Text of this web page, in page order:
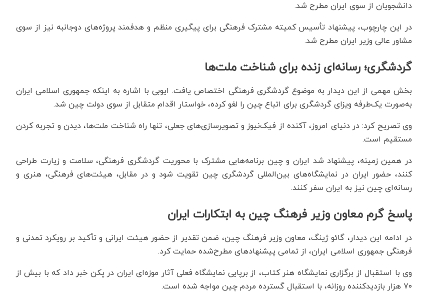
دانشجویان از سوی ایران مطرح شد.
در این چارچوب، پیشنهاد تأسیس کمیته مشترک فرهنگی برای پیگیری منظم و هدفمند پروژه‌های دوجانبه نیز از سوی
مشاور عالی وزیر ایران مطرح شد.
گردشگری؛ رسانه‌ای زنده برای شناخت ملت‌ها
بخش مهمی از این دیدار به موضوع گردشگری فرهنگی اختصاص یافت. ایوبی با اشاره به اینکه جمهوری اسلامی ایران
به‌صورت یک‌طرفه ویزای گردشگری برای اتباع چین را لغو کرده، خواستار اقدام متقابل از سوی دولت چین شد.
وی تصریح کرد: در دنیای امروز، آکنده از فیک‌نیوز و تصویرسازی‌های جعلی، تنها راه شناخت ملت‌ها، دیدن و تجربه کردن
مستقیم است.
در همین زمینه، پیشنهاد شد ایران و چین برنامه‌هایی مشترک با محوریت گردشگری فرهنگی، سلامت و زیارت طراحی
کنند، حضور ایران در نمایشگاه‌های بین‌المللی گردشگری چین تقویت شود و در مقابل، هیئت‌های فرهنگی، هنری و
رسانه‌ای چین نیز به ایران سفر کنند.
پاسخ گرم معاون وزیر فرهنگ چین به ابتکارات ایران
در ادامه این دیدار، گائو ژینگ، معاون وزیر فرهنگ چین، ضمن تقدیر از حضور هیئت ایرانی و تأکید بر رویکرد تمدنی و
فرهنگی جمهوری اسلامی ایران، از تمامی پیشنهادهای مطرح‌شده حمایت کرد.
وی با استقبال از برگزاری نمایشگاه هنر کتاب، از برپایی نمایشگاه فعلی آثار موزه‌ای ایران در پکن خبر داد که با بیش از
۷۰ هزار بازدیدکننده روزانه، با استقبال گسترده مردم چین مواجه شده است.